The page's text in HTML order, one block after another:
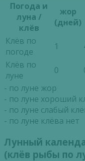
Погода и
луна /
клёв
жор
(дней)
Клёв по
погоде
1
Клёв по
луне
0
- по луне жор
- по луне хороший
- по луне слабый
- по луне клёва нет
Лунный
(клёв рыбы по